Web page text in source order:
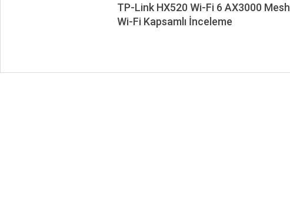
TP-Link HX520 Wi-Fi 6 AX3000 Mesh
Wi-Fi Kapsamlı İnceleme